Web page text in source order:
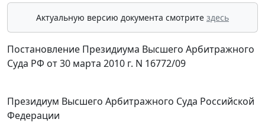
Актуальную версию документа смотрите здесь
Постановление Президиума Высшего Арбитражного
Суда РФ от 30 марта 2010 г. N 16772/09
Президиум Высшего Арбитражного Суда Российской
Федерации